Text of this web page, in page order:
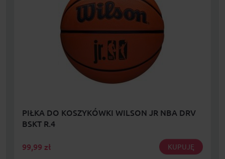
PIŁKA DO KOSZYKÓWKI WILSON JR NBA DRV
BSKT R.4
99,99 zł KUPUJĘ